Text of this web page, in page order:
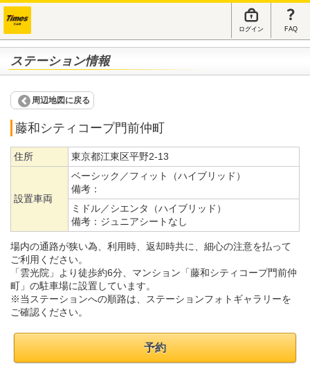
ログイン FAQ
ステーション情報
周辺地図に戻る
藤和シティコープ門前仲町
住所 東京都江東区平野2-13
設置車両
ベーシック／フィット（ハイブリッド）
備考：
ミドル／シエンタ（ハイブリッド）
備考： ジュニアシートなし
場内の通路が狭い為、利用時、返却時共に、細心の注意を払って
ご利用ください。
「雲光院」より徒歩約6分、マンション「藤和シティコープ門前仲
町」の駐車場に設置しています。
※当ステーションへの順路は、ステーションフォトギャラリーを
ご確認ください。
予約